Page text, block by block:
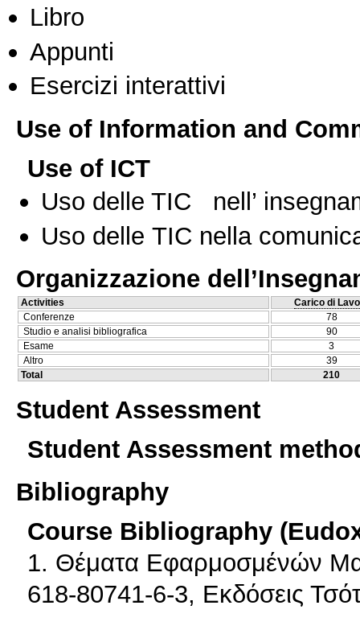
Libro
Appunti
Esercizi interattivi
Use of Information and
Use of ICT
Uso delle TIC nell’
Uso delle TIC nella
Organizzazione
Activities
Carico di
Conferenze
78
Studio e analisi bibliografica
90
Esame
3
Altro
39
Total
210
Student Assessment
Student Assessment
Bibliography
Course Bibliography
1. Θέματα Εφαρμοσμένών
618-80741-6-3, Εκδόσεις